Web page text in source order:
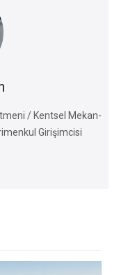
/ Kentsel Mekan-
Girişimcisi